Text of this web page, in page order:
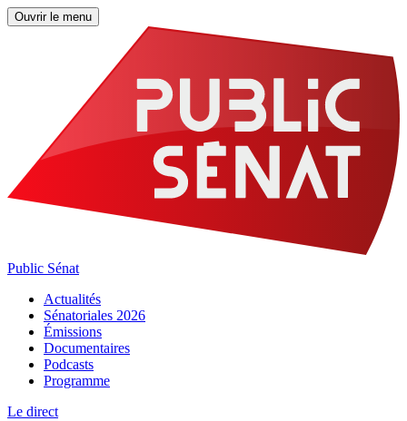
Ouvrir le menu
Public Sénat
Actualités
Sénatoriales 2026
Émissions
Documentaires
Podcasts
Programme
Le direct